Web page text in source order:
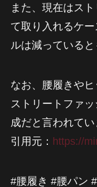
また、現在はス
て取り入れるケ
ルは減っていると
なお、腰履きやヒ
ストリートファ
成だと言われてい
引用元： https://
#腰履き #腰パン